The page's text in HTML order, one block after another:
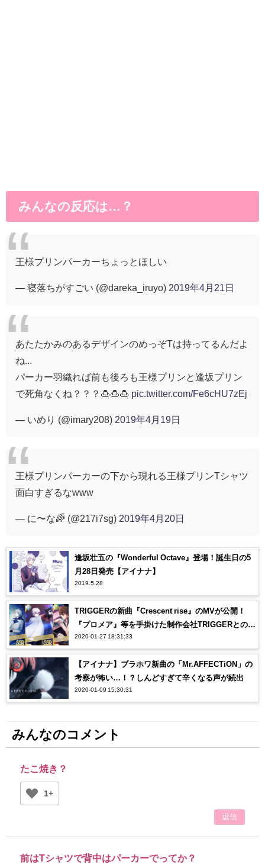
みんなの反応は…？
王様プリンパーカーちょっとほしい
— 寝落ちがすごい (@dareka_iruyo) 2019年4月21日
あたたかみのあるデザインのめっぞTは持ってるんだよ
ね...
パーカー羽織れば前も後ろも王様プリンと逢坂プリン
で死角なくね？？？🍮🍮🍮 pic.twitter.com/Fe6cHU7zEj
— いめり (@imary208) 2019年4月19日
王様プリンパーカーの下から現れる王様プリンTシャツ
面白すぎるなwww
— に〜な🌈 (@217i7sg) 2019年4月20日
逢坂壮五の『Wonderful Octave』登場！誕生日の5
月28日発売【アイナナ】
2019.5.28
TRIGGERの新曲『Crescent rise』のMVが公開！
『プロメア』等を手掛けた制作会社TRIGGERとのコ
ラボにオタク感涙…【アイナナ】
2020-01-27 18:31:33
【アイナナ】ブラホワ新曲の「Mr.AFFECTiON」の
考察が怖い…！？しんどすぎて辛くなる声が続出
2020-01-09 15:30:31
みんなのコメント
たこ焼き？
1+
返信
前はTシャツで背中はパーカーでってか？